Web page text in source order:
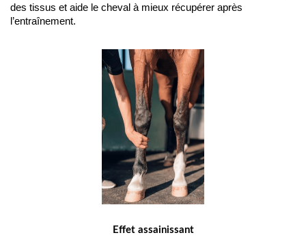
des tissus et aide le cheval à mieux récupérer après
l’entraînement.
Effet assainissant